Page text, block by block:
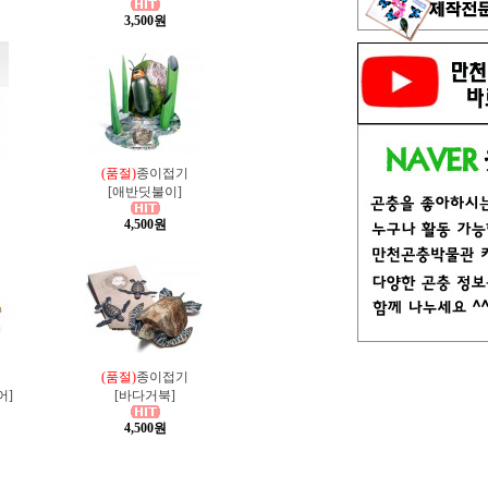
3,500원
(품절)종이접기
[애반딧불이]
4,500원
]
(품절)종이접기
[바다거북]
4,500원